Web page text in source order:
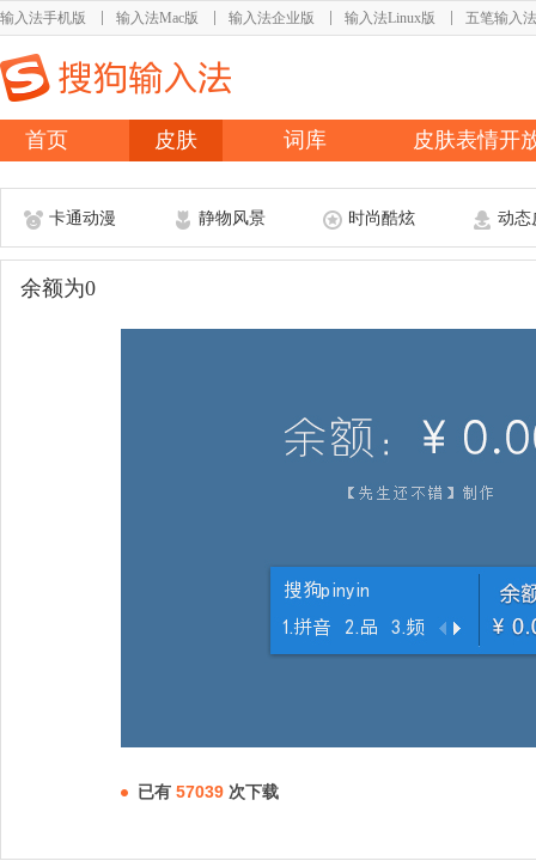
输入法手机版 输入法Mac版 输入法企业版 输入法Linux版 五笔输入法
首页 皮肤 词库 皮肤表情开
卡通动漫 静物风景 时尚酷炫 动态
余额为0
已有 57039 次下载